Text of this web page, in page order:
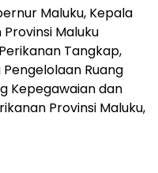
Maluku, Kepala
Maluku
Tangkap,
Ruang
Kepegawaian dan
Provinsi Maluku,